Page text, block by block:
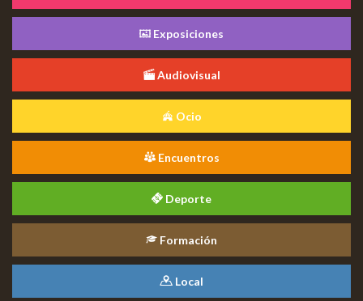
Exposiciones
Audiovisual
Ocio
Encuentros
Deporte
Formación
Local